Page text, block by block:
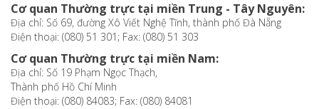
Cơ quan Thường trực tại miền Trung - Tây Nguyên:
Địa chỉ: Số 69, đường Xô Viết Nghệ Tĩnh, thành phố Đà Nẵng
Điện thoại: (080) 51 301; Fax: (080) 51 303
Cơ quan Thường trực tại miền Nam:
Địa chỉ: Số 19 Phạm Ngọc Thạch,
Thành phố Hồ Chí Minh
Điện thoại: (080) 84083; Fax: (080) 84081